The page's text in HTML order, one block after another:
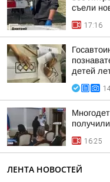
съели
17:16
детей
16:25
ЛЕНТА НОВОСТЕЙ